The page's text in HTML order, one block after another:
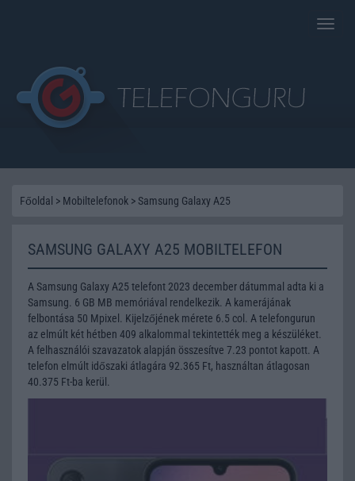
Toggle
Főoldal > Mobiltelefonok > Samsung Galaxy A25
SAMSUNG GALAXY A25 MOBILTELEFON
A Samsung Galaxy A25 telefont 2023 december dátummal adta ki a
Samsung. 6 GB MB memóriával rendelkezik. A kamerájának
felbontása 50 Mpixel. Kijelzőjének mérete 6.5 col. A telefongurun
az elmúlt két hétben 409 alkalommal tekintették meg a készüléket.
A felhasználói szavazatok alapján összesítve 7.23 pontot kapott. A
telefon elmúlt időszaki átlagára 92.365 Ft, használtan átlagosan
40.375 Ft-ba kerül.